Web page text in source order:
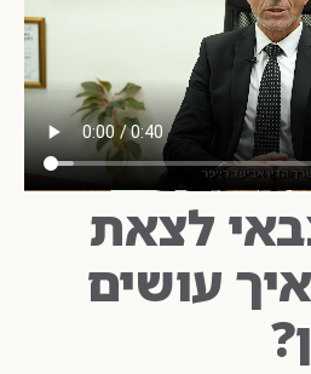
לצאת
עושים